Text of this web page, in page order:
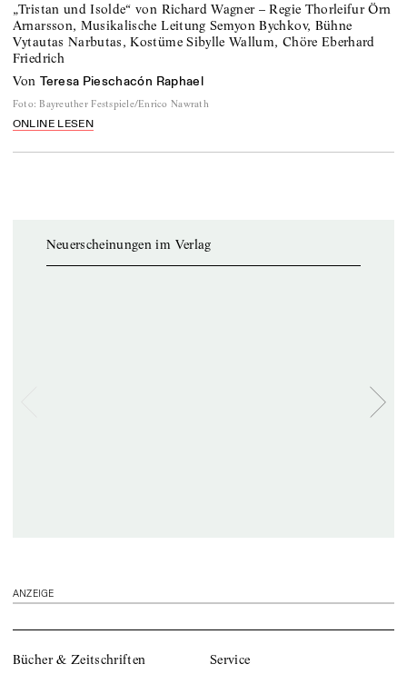
„Tristan und Isolde“ von Richard Wagner – Regie Thorleifur Örn
Arnarsson, Musikalische Leitung Semyon Bychkov, Bühne
Vytautas Narbutas, Kostüme Sibylle Wallum, Chöre Eberhard
Friedrich
von Teresa Pieschacón Raphael
Foto: Bayreuther Festspiele/Enrico Nawrath
ONLINE LESEN
Neuerscheinungen im Verlag
ANZEIGE
Bücher & Zeitschriften Service